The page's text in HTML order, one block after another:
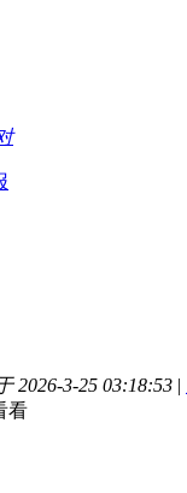
2026-3-25 03:18:53 |
看